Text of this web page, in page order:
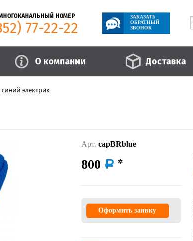
НОМЕР
77-22-22
ЗАКАЗАТЬ
ОБРАТНЫЙ
ЗВОНОК
О компании Доставка
электрик
Арт. capBRblue
800 a
Оформить заявку